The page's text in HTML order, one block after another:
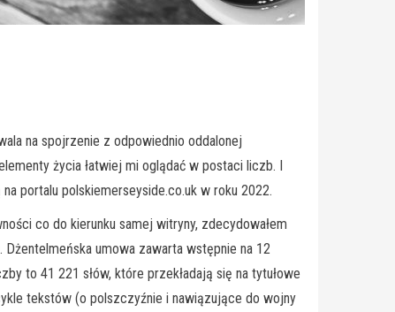
na spojrzenie z odpowiednio oddalonej
życia łatwiej mi oglądać w postaci liczb. I
portalu polskiemerseyside.co.uk w roku 2022.
co do kierunku samej witryny, zdecydowałem
umowa zawarta wstępnie na 12
to 41 221 słów, które przekładają się na tytułowe
tekstów (o polszczyźnie i nawiązujące do wojny